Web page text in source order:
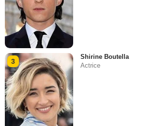
3
Shirine Boutella
Actrice